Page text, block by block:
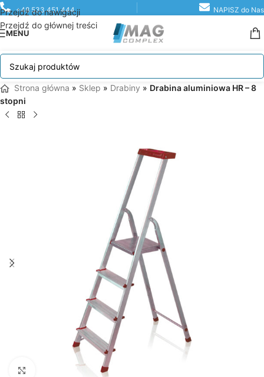
Przejdź do nawigacji
Przejdź do głównej treści
+48 533 451 444 NAPISZ do Nas
MENU
Strona główna » Sklep » Drabiny » Drabina aluminiowa HR – 8
stopni
Kliknij, aby powiększyć